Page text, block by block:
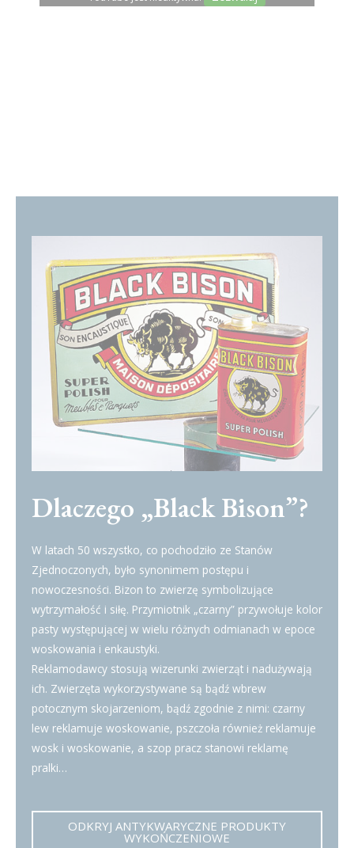
Dlaczego „Black Bison”?
W latach 50 wszystko, co pochodziło ze Stanów
Zjednoczonych, było synonimem postępu i
nowoczesności. Bizon to zwierzę symbolizujące
wytrzymałość i siłę. Przymiotnik „czarny” przywołuje kolor
pasty występującej w wielu różnych odmianach w epoce
woskowania i enkaustyki.
Reklamodawcy stosują wizerunki zwierząt i nadużywają
ich. Zwierzęta wykorzystywane są bądź wbrew
potocznym skojarzeniom, bądź zgodnie z nimi: czarny
lew reklamuje woskowanie, pszczoła również reklamuje
wosk i woskowanie, a szop pracz stanowi reklamę
pralki…
ODKRYJ ANTYKWARYCZNE PRODUKTY
WYKOŃCZENIOWE